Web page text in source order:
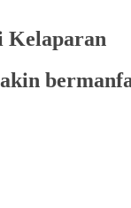
Kelaparan